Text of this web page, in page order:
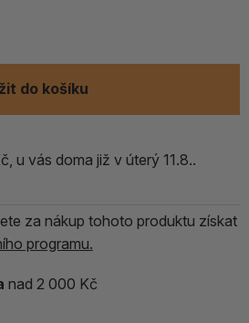
Vložit do košíku
u vás doma již v úterý 11.8..
za nákup tohoto produktu získat
programu.
nad 2 000 Kč